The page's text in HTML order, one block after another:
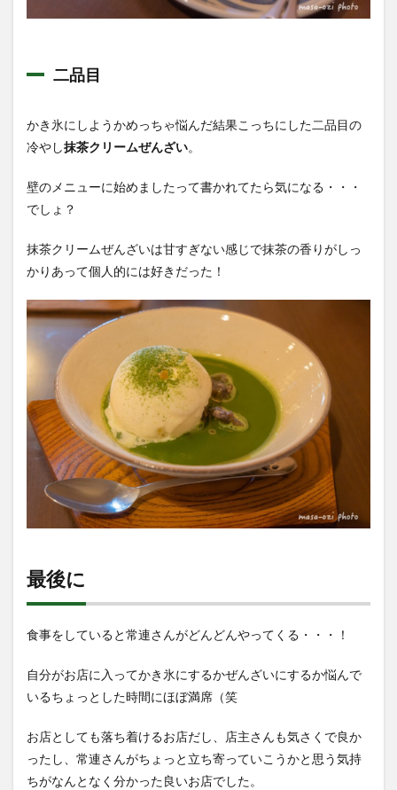
二品目
かき氷にしようかめっちゃ悩んだ結果こっちにした二品目の
冷やし抹茶クリームぜんざい。
壁のメニューに始めましたって書かれてたら気になる・・・
でしょ？
抹茶クリームぜんざいは甘すぎない感じで抹茶の香りがしっ
かりあって個人的には好きだった！
最後に
食事をしていると常連さんがどんどんやってくる・・・！
自分がお店に入ってかき氷にするかぜんざいにするか悩んで
いるちょっとした時間にほぼ満席（笑
お店としても落ち着けるお店だし、店主さんも気さくで良か
ったし、常連さんがちょっと立ち寄っていこうかと思う気持
ちがなんとなく分かった良いお店でした。